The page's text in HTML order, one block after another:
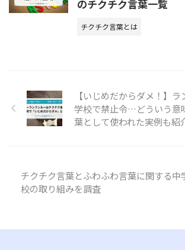
のチクチク言葉一覧
チクチク言葉とは
【いじめだからダメ！】
学校で禁止令…どういう意
葉として使われた実例も紹
チクチク言葉とふわふわ言葉に関する中
校の取り組みを調査